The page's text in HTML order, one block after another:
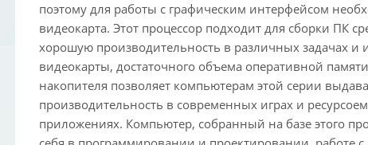
поэтому для работы с графическим интерфейсом
видеокарта. Этот процессор подходит для сборки ПК
хорошую производительность в различных задачах и
видеокарты, достаточного объема оперативной
накопителя позволяет компьютерам этой серии
производительность в современных играх и
приложениях. Компьютер, собранный на базе этого